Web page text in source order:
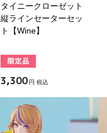
タイニークローゼット
縦ラインセーターセッ
ト【Wine】
3,300 円 税込